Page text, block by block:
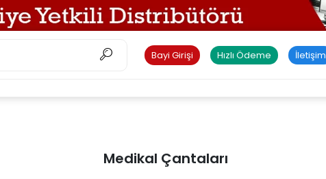
Bayi Girişi Hızlı Ödeme İletişim
Medikal Çantaları